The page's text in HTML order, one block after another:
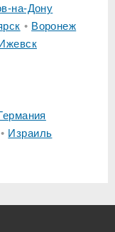
на-Дону
Воронеж
Израиль